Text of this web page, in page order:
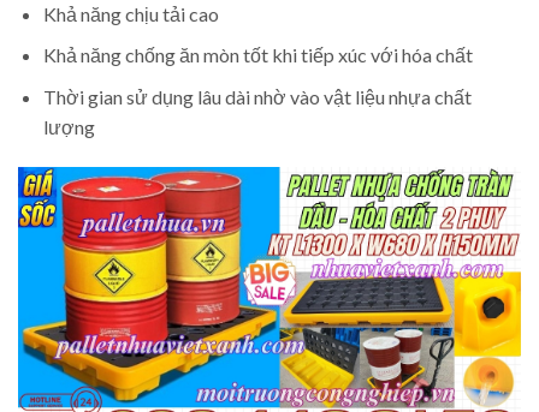
Khả năng chịu tải cao
Khả năng chống ăn mòn tốt khi tiếp xúc với hóa chất
Thời gian sử dụng lâu dài nhờ vào vật liệu nhựa chất
lượng